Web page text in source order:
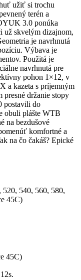
užiť si trochu
terén a
3.0 ponúka
už skvelým dizajnom,
je navrhnutá
Výbava je
Použitá je
navrhnutá pre
pohon 1×12, v
a kazeta s príjemným
presné držanie stopy
postavili do
obuli plášte WTB
na bezdušové
komfortné a
na čo čakáš? Epické
540, 560, 580,
45C)
45C)